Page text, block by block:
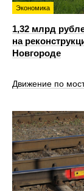
Экономика
1,32 млрд
на
Новгороде
Движение по